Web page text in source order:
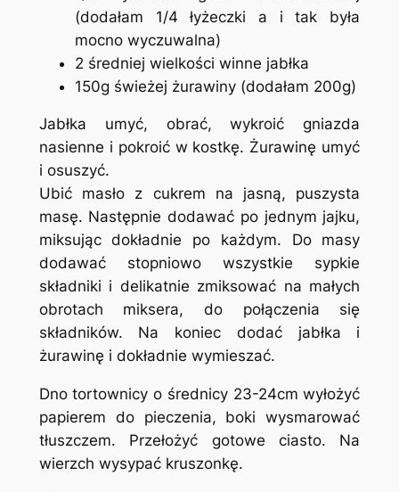
(dodałam 1/4 łyżeczki a i tak była
mocno wyczuwalna)
2 średniej wielkości winne jabłka
150g świeżej żurawiny (dodałam 200g)
Jabłka umyć, obrać, wykroić gniazda
nasienne i pokroić w kostkę. Żurawinę umyć
i osuszyć.
Ubić masło z cukrem na jasną, puszysta
masę. Następnie dodawać po jednym jajku,
miksując dokładnie po każdym. Do masy
dodawać stopniowo wszystkie sypkie
składniki i delikatnie zmiksować na małych
obrotach miksera, do połączenia się
składników. Na koniec dodać jabłka i
żurawinę i dokładnie wymieszać.
Dno tortownicy o średnicy 23-24cm wyłożyć
papierem do pieczenia, boki wysmarować
tłuszczem. Przełożyć gotowe ciasto. Na
wierzch wysypać kruszonkę.